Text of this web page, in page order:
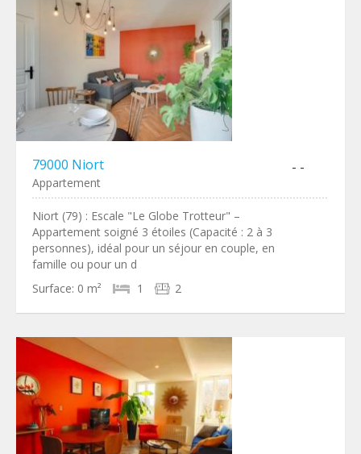
79000 Niort - -
Appartement
Niort (79) : Escale "Le Globe Trotteur" –
Appartement soigné 3 étoiles (Capacité : 2 à 3
personnes), idéal pour un séjour en couple, en
famille ou pour un d
Surface: 0 m² 1 2